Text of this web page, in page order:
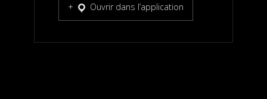
Ouvrir dans l’application